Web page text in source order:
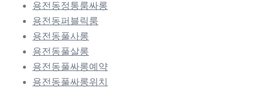
용전동정통룸싸롱
용전동퍼블릭룸
용전동풀사롱
용전동풀살롱
용전동풀싸롱예약
용전동풀싸롱위치